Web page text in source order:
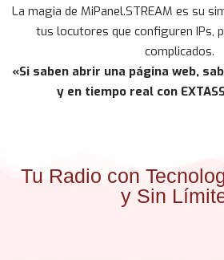
La magia de MiPanel.STREAM es su
tus locutores que configuren IPs,
complicados.
«Si saben abrir una página web,
y en tiempo real con
Tu Radio con
y Sin